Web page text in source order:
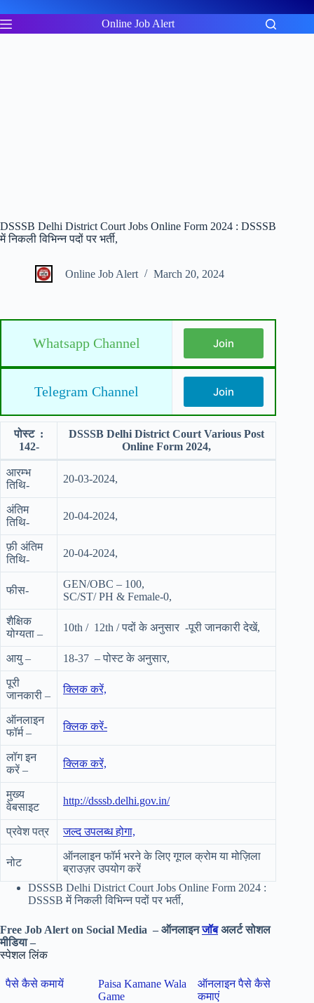
to
content
Online Job Alert
DSSSB Delhi District Court Jobs Online Form 2024 : DSSSB
में निकली विभिन्न पदों पर भर्ती,
Online Job Alert March 20, 2024
Whatsapp Channel Join
Telegram Channel Join
पोस्ट :
142-
DSSSB Delhi District Court Various Post
Online Form 2024,
आरम्भ
तिथि-
20-03-2024,
अंतिम
तिथि-
20-04-2024,
फ़ी अंतिम
तिथि-
20-04-2024,
फीस-
GEN/OBC – 100,
SC/ST/ PH & Female-0,
शैक्षिक
योग्यता –
10th / 12th / पदों के अनुसार -पूरी जानकारी देखें,
आयु – 18-37 – पोस्ट के अनुसार,
पूरी
जानकारी –
क्लिक करें,
ऑनलाइन
फॉर्म –
क्लिक करें-
लॉग इन
करें –
क्लिक करें,
मुख्य
वेबसाइट
http://dsssb.delhi.gov.in/
प्रवेश पत्र जल्द उपलब्ध होगा,
नोट
ऑनलाइन फॉर्म भरने के लिए गूगल क्रोम या मोज़िला
ब्राउज़र उपयोग करें
DSSSB Delhi District Court Jobs Online Form 2024 :
DSSSB में निकली विभिन्न पदों पर भर्ती,
Free Job Alert on Social Media – ऑनलाइनजॉबअलर्ट सोशल
मीडिया –
स्पेशल लिंक
पैसे कैसे कमायें
Paisa Kamane Wala
Game
ऑनलाइन पैसे कैसे
कमाएं